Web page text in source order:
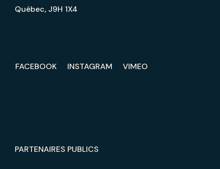
Québec, J9H 1X4
FACEBOOK INSTAGRAM VIMEO
PARTENAIRES PUBLICS